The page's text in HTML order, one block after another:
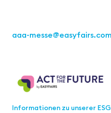
aaa-messe@easyfairs.com
Informationen zu unserer